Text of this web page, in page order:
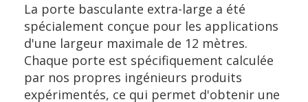
La porte basculante extra-large a été
spécialement conçue pour les applications
d'une largeur maximale de 12 mètres.
Chaque porte est spécifiquement calculée
par nos propres ingénieurs produits
expérimentés, ce qui permet d'obtenir une